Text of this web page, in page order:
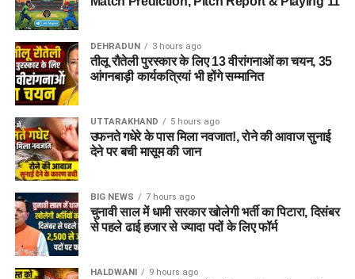
Dehradun Rojgar Mela 2026 :
आवेदन और पंजीकरण प्रक्रिया (How
to Register)
भाग लेने के लिए अभ्यर्थियों का पंजीकरण04 अगस्त, 2026 से शुरू हो
चुका है। इच्छुक अभ्यर्थी साक्षात्कार में शामिल होने से पहले किसी भी कार्य
दिवस में कार्यालय पहुंचकर अपना पंजीकरण करा सकते हैं।
आवश्यक दस्तावेज (Documents
Required):
बायोडाटा / रिज़्यूमे (Resume)(2-3 प्रतियां)
DEHRADUN 3 hours ago
तीलू रौतेली पुरस्कार के लिए 13 वीरांगनाओं का चयन, 35
आंगनबाड़ी कार्यकत्रियां भी होंगे सम्मानित
UTTARAKHAND 5 hours ago
उफनते गधेरे के पास मिला नवजात!, रोने की आवाज सुनाई
देने पर बची मासूम की जान
BIG NEWS 7 hours ago
चुनावी साल में धामी सरकार खोलेगी भर्ती का पिटारा, दिसंबर
से पहले ढाई हजार से ज्यादा पदों के लिए फॉर्म
HALDWANI 9 hours ago